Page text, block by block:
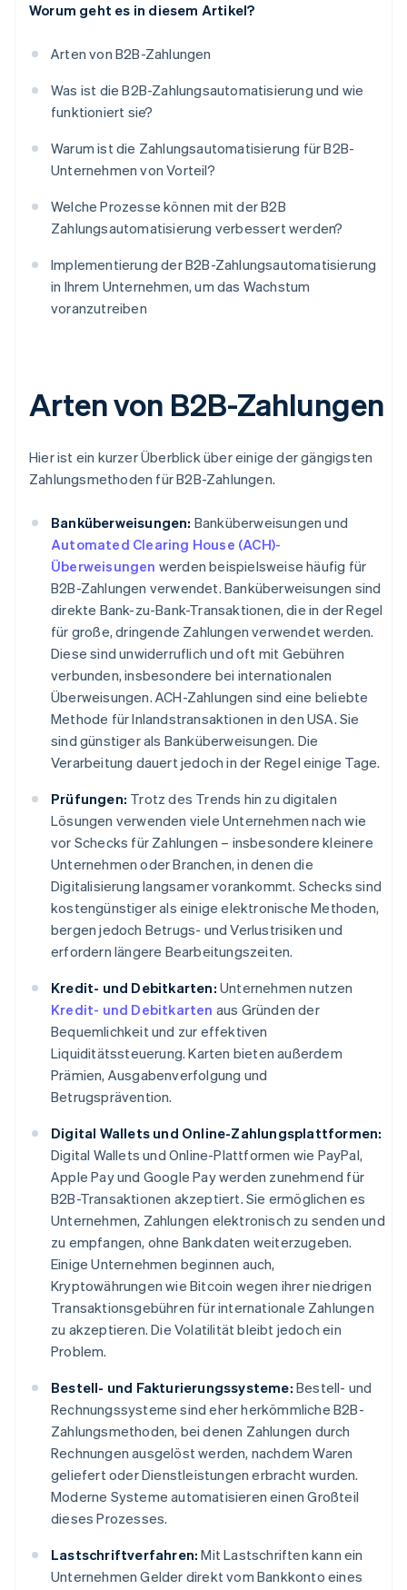
Worum geht es in diesem Artikel?
Arten von B2B-Zahlungen
Was ist die B2B-Zahlungsautomatisierung und wie
funktioniert sie?
Warum ist die Zahlungsautomatisierung für B2B-
Unternehmen von Vorteil?
Welche Prozesse können mit der B2B
Zahlungsautomatisierung verbessert werden?
Implementierung der B2B-Zahlungsautomatisierung
in Ihrem Unternehmen, um das Wachstum
voranzutreiben
Arten von B2B-Zahlungen
Hier ist ein kurzer Überblick über einige der gängigsten
Zahlungsmethoden für B2B-Zahlungen.
Banküberweisungen: Banküberweisungen und
Automated Clearing House (ACH)-
Überweisungen werden beispielsweise häufig für
B2B-Zahlungen verwendet. Banküberweisungen sind
direkte Bank-zu-Bank-Transaktionen, die in der Regel
für große, dringende Zahlungen verwendet werden.
Diese sind unwiderruflich und oft mit Gebühren
verbunden, insbesondere bei internationalen
Überweisungen. ACH-Zahlungen sind eine beliebte
Methode für Inlandstransaktionen in den USA. Sie
sind günstiger als Banküberweisungen. Die
Verarbeitung dauert jedoch in der Regel einige Tage.
Prüfungen: Trotz des Trends hin zu digitalen
Lösungen verwenden viele Unternehmen nach wie
vor Schecks für Zahlungen – insbesondere kleinere
Unternehmen oder Branchen, in denen die
Digitalisierung langsamer vorankommt. Schecks sind
kostengünstiger als einige elektronische Methoden,
bergen jedoch Betrugs- und Verlustrisiken und
erfordern längere Bearbeitungszeiten.
Kredit- und Debitkarten: Unternehmen nutzen
Kredit- und Debitkarten aus Gründen der
Bequemlichkeit und zur effektiven
Liquiditätssteuerung. Karten bieten außerdem
Prämien, Ausgabenverfolgung und
Betrugsprävention.
Digital Wallets und Online-Zahlungsplattformen:
Digital Wallets und Online-Plattformen wie PayPal,
Apple Pay und Google Pay werden zunehmend für
B2B-Transaktionen akzeptiert. Sie ermöglichen es
Unternehmen, Zahlungen elektronisch zu senden und
zu empfangen, ohne Bankdaten weiterzugeben.
Einige Unternehmen beginnen auch,
Kryptowährungen wie Bitcoin wegen ihrer niedrigen
Transaktionsgebühren für internationale Zahlungen
zu akzeptieren. Die Volatilität bleibt jedoch ein
Problem.
Bestell- und Fakturierungssysteme: Bestell- und
Rechnungssysteme sind eher herkömmliche B2B-
Zahlungsmethoden, bei denen Zahlungen durch
Rechnungen ausgelöst werden, nachdem Waren
geliefert oder Dienstleistungen erbracht wurden.
Moderne Systeme automatisieren einen Großteil
dieses Prozesses.
Lastschriftverfahren: Mit Lastschriften kann ein
Unternehmen Gelder direkt vom Bankkonto eines